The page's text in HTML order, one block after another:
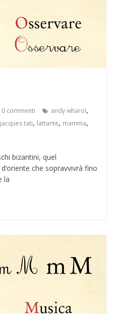
0 commenti andy wharol,
jacques tati, lattante, mamma,
bizantini, quel
che sopravvivrà fino
la